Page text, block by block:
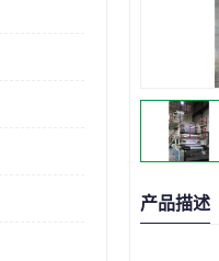
产品描述